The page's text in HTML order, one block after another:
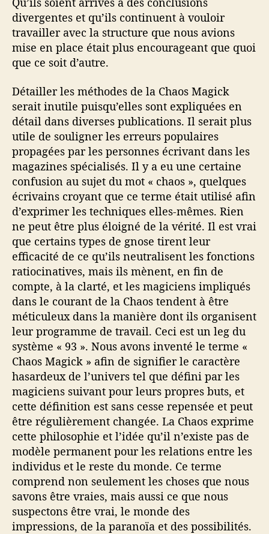
divergentes et qu’ils continuent à vouloir
travailler avec la structure que nous avions
mise en place était plus encourageant que quoi
que ce soit d’autre.
Détailler les méthodes de la Chaos Magick
serait inutile puisqu’elles sont expliquées en
détail dans diverses publications. Il serait plus
utile de souligner les erreurs populaires
propagées par les personnes écrivant dans les
magazines spécialisés. Il y a eu une certaine
confusion au sujet du mot « chaos », quelques
écrivains croyant que ce terme était utilisé afin
d’exprimer les techniques elles-mêmes. Rien
ne peut être plus éloigné de la vérité. Il est vrai
que certains types de gnose tirent leur
efficacité de ce qu’ils neutralisent les fonctions
ratiocinatives, mais ils mènent, en fin de
compte, à la clarté, et les magiciens impliqués
dans le courant de la Chaos tendent à être
méticuleux dans la manière dont ils organisent
leur programme de travail. Ceci est un leg du
système « 93 ». Nous avons inventé le terme «
Chaos Magick » afin de signifier le caractère
hasardeux de l’univers tel que défini par les
magiciens suivant pour leurs propres buts, et
cette définition est sans cesse repensée et peut
être régulièrement changée. La Chaos exprime
cette philosophie et l’idée qu’il n’existe pas de
modèle permanent pour les relations entre les
individus et le reste du monde. Ce terme
comprend non seulement les choses que nous
savons être vraies, mais aussi ce que nous
suspectons être vrai, le monde des
impressions, de la paranoïa et des possibilités.